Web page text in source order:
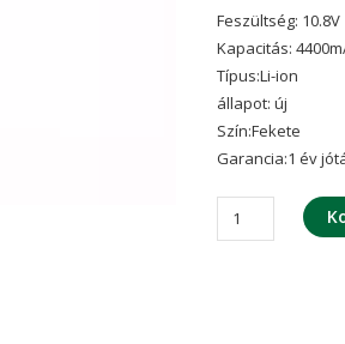
ből,
értékelés
alapján
Feszültség: 10.8V
Kapacitás:
Típus:Li-ion
állapot: új
Szín:Fekete
Garancia:1 év
laptop
akku/